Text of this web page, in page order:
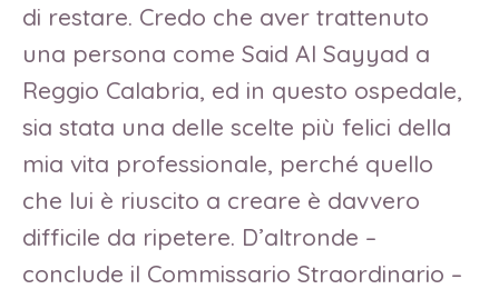
di restare. Credo che aver trattenuto
una persona come Said Al Sayyad a
Reggio Calabria, ed in questo ospedale,
sia stata una delle scelte più felici della
mia vita professionale, perché quello
che lui è riuscito a creare è davvero
difficile da ripetere. D’altronde –
conclude il Commissario Straordinario –